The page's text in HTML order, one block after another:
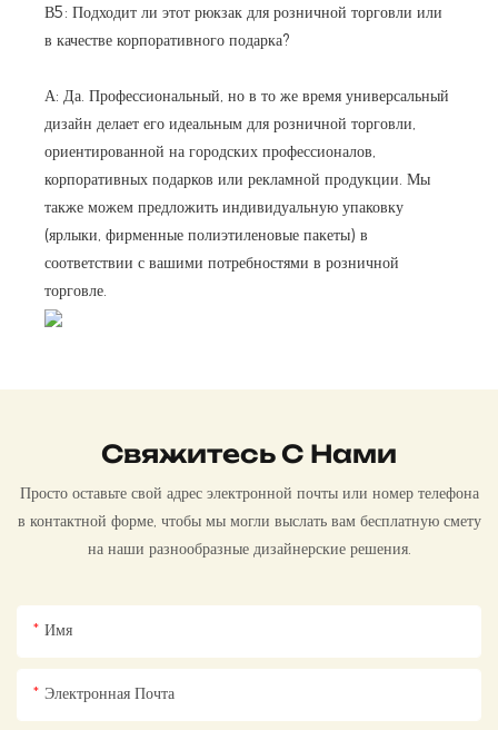
В5: Подходит ли этот рюкзак для розничной торговли или
в качестве корпоративного подарка?
А: Да. Профессиональный, но в то же время универсальный
дизайн делает его идеальным для розничной торговли,
ориентированной на городских профессионалов,
корпоративных подарков или рекламной продукции. Мы
также можем предложить индивидуальную упаковку
(ярлыки, фирменные полиэтиленовые пакеты) в
соответствии с вашими потребностями в розничной
торговле.
Свяжитесь С Нами
Просто оставьте свой адрес электронной почты или номер телефона
в контактной форме, чтобы мы могли выслать вам бесплатную смету
на наши разнообразные дизайнерские решения.
Имя
Электронная Почта